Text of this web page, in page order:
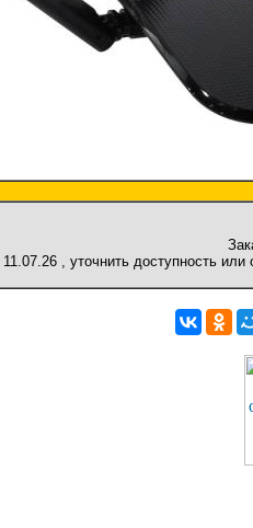
11.07.26 , уточнить доступность